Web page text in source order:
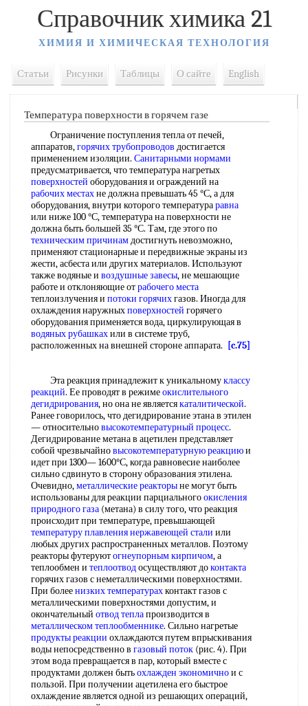
Справочник химика 21
ХИМИЯ И ХИМИЧЕСКАЯ ТЕХНОЛОГИЯ
Статьи Рисунки Таблицы О сайте English
Температура поверхности в горячем газе
Ограничение поступления тепла от печей,
аппаратов,горячих трубопроводов достигается
применением изоляции. Санитарными нормами
предусматривается, что температура нагретых
поверхностей оборудования и ограждений на
рабочих местахне должна превышать 45 °С, а для
оборудования, внутри которого температураравна
или ниже 100 °С, температура на поверхности не
должна быть большей 35 °С. Там, где этого по
техническим причинамдостигнуть невозможно,
применяют стационарные и передвижные экраны из
жести, асбеста или других материалов. Используют
также водяные и воздушные завесы, не мешающие
работе и отклоняющие отрабочего места
теплоизлучения и потоки горячихгазов. Иногда для
охлаждения наружныхповерхностей горячего
оборудования применяется вода, циркулирующая в
водяных рубашкахили в системе труб,
расположенных на внешней стороне аппарата.
[c.75]
Эта реакция принадлежит к уникальномуклассу
реакций. Ее проводят в режимеокислительного
дегидрирования, но она не являетсякаталитической.
Ранее говорилось, что дегидрирование этана в этилен
— относительновысокотемпературный процесс.
Дегидрирование метана в ацетилен представляет
собой чрезвычайновысокотемпературную реакциюи
идет при 1300— 1600°С, когда равновесие наиболее
сильно сдвинуто в сторону образования этилена.
Очевидно,металлические реакторыне могут быть
использованы для реакции парциальногоокисления
природного газа (метана) в силу того, что реакция
происходит при температуре, превышающей
температуру плавлениянержавеющей стали или
любых других распространенных металлов. Поэтому
реакторы футеруютогнеупорным кирпичом, а
теплообмен и теплоотводосуществляют доконтакта
горячих газов с неметаллическими поверхностями.
При болеенизких температурахконтакт газов с
металлическими поверхностями допустим, и
окончательный отвод теплапроизводится в
металлическом теплообменнике. Сильно нагретые
продукты реакции охлаждаются путем впрыскивания
воды непосредственно в газовый поток (рис. 4). При
этом вода превращается в пар, который вместе с
продуктами должен бытьохлажден экономичнои с
пользой. При получении ацетилена его быстрое
охлаждение является одной из решающих операций,